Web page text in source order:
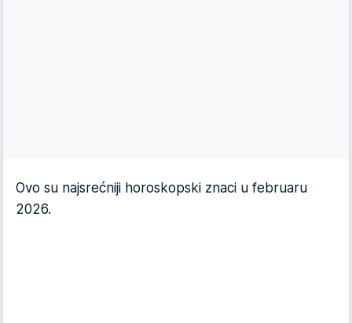
Ovo su najsrećniji horoskopski znaci u februaru
2026.